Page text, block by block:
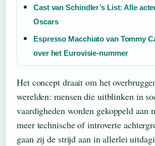
Cast van Schindler’s List: Alle
Oscars
Espresso Macchiato van Tommy
over het Eurovisie-nummer
Het concept draait om het
werelden: mensen die uitblinken in
vaardigheden worden gekoppeld aan
meer technische of introverte
gaan zij de strijd aan in allerlei